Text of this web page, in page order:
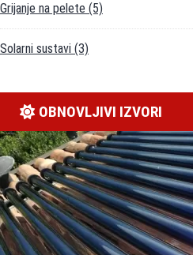
Grijanje na pelete (5)
Solarni sustavi (3)
OBNOVLJIVI IZVORI